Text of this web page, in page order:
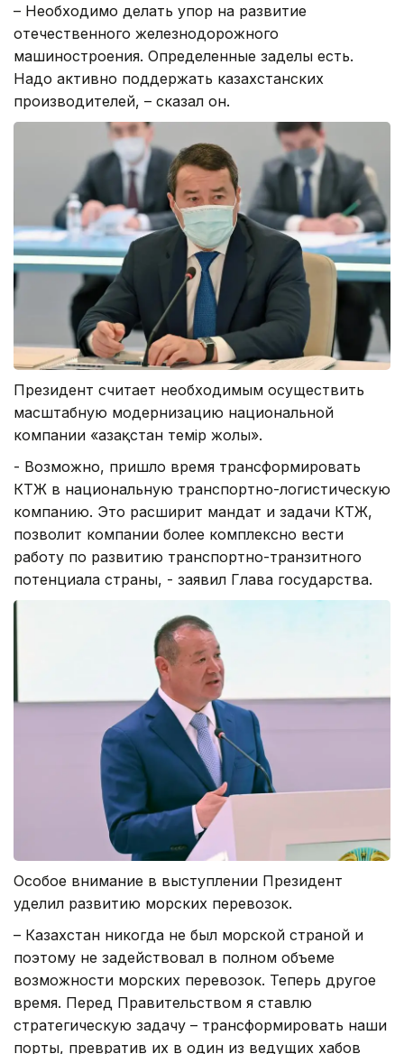
– Необходимо делать упор на развитие
отечественного железнодорожного
машиностроения. Определенные заделы есть.
Надо активно поддержать казахстанских
производителей, – сказал он.
Президент считает необходимым осуществить
масштабную модернизацию национальной
компании «Қазақстан темір жолы».
- Возможно, пришло время трансформировать
КТЖ в национальную транспортно-логистическую
компанию. Это расширит мандат и задачи КТЖ,
позволит компании более комплексно вести
работу по развитию транспортно-транзитного
потенциала страны, - заявил Глава государства.
Особое внимание в выступлении Президент
уделил развитию морских перевозок.
– Казахстан никогда не был морской страной и
поэтому не задействовал в полном объеме
возможности морских перевозок. Теперь другое
время. Перед Правительством я ставлю
стратегическую задачу – трансформировать наши
порты, превратив их в один из ведущих хабов